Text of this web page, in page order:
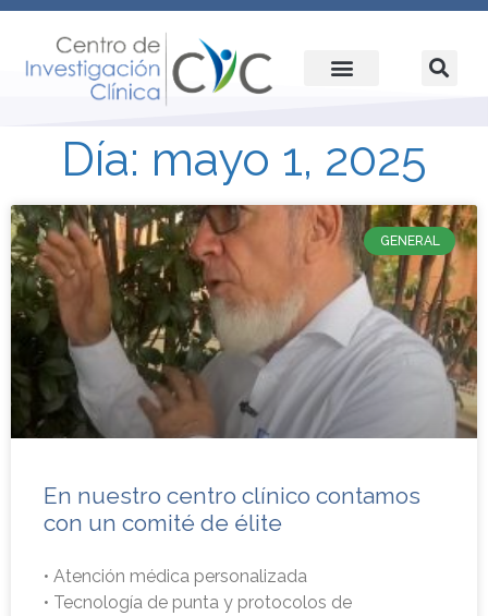
Día: mayo 1, 2025
GENERAL
En nuestro centro clínico contamos
con un comité de élite
• Atención médica personalizada
• Tecnología de punta y protocolos de